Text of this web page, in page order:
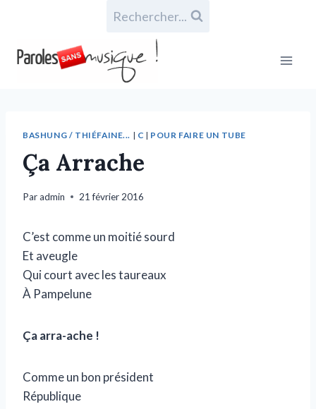
Rechercher...
BASHUNG / THIÉFAINE... | C | POUR FAIRE UN TUBE
Ça Arrache
Paradmin 21 février 2016
C’est comme un moitié sourd
Et aveugle
Qui court avec les taureaux
À Pampelune
Ça arra-ache !
Comme un bon président
République